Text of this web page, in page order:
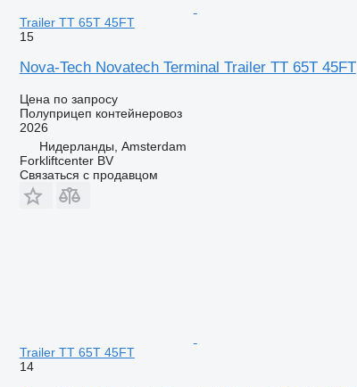
Trailer TT 65T 45FT
15
Nova-Tech Novatech Terminal Trailer TT 65T 45FT
Цена по запросу
Полуприцеп контейнеровоз
2026
Нидерланды, Amsterdam
Forkliftcenter BV
Связаться с продавцом
Trailer TT 65T 45FT
14